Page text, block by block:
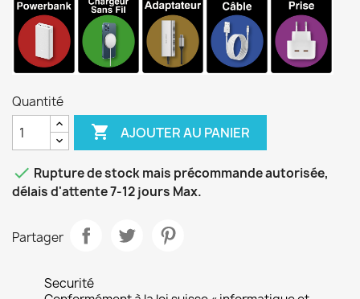
Quantité
 AJOUTER AU PANIER
 Rupture de stock mais précommande autorisée,
délais d'attente 7-12 jours Max.
Partager
Securité